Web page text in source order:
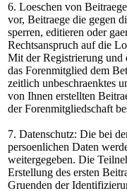
6. Loeschen von
vor, Beitraege die gegen
sperren, editieren oder
Rechtsanspruch auf die
Mit der Registrierung und
das Forenmitglied dem
zeitlich unbeschraenktes
von Ihnen erstellten
der Forenmitgliedschaft
7. Datenschutz: Die bei
persoenlichen Daten
weitergegeben. Die
Erstellung des ersten
Gruenden der